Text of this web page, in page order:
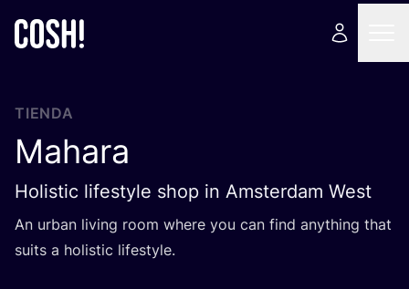
TIENDA
Mahara
Holistic lifestyle shop in Amsterdam West
An urban living room whe­re you can find anything that
suits a holis­tic lifestyle.